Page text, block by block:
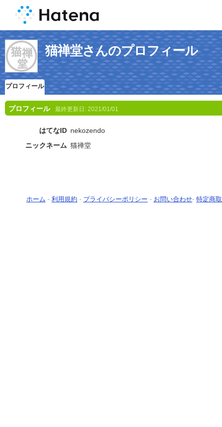
猫禅堂さんのプロフィール
プロフィール
プロフィール 最終更新日: 2021/01/01
はてなID nekozendo
ニックネーム 猫禅堂
ホーム - 利用規約 - プライバシーポリシー - お問い合わせ- 特定商